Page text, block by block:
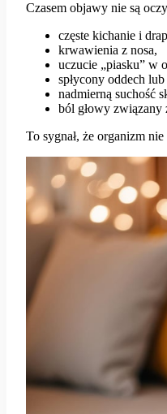
Czasem objawy nie są
częste kichanie i
krwawienia z nosa,
uczucie „piasku” w
spłycony oddech
nadmierną suchość
ból głowy związany
To sygnał, że organizm